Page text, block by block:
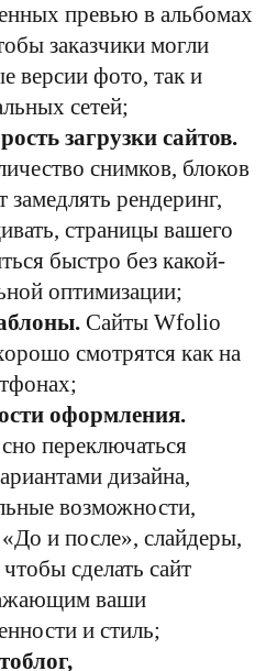
превью в альбомах
заказчики могли
версии фото, так и
сетей;
загрузки сайтов.
снимков, блоков
рендеринг,
страницы вашего
быстро без какой-
оптимизации;
Сайты Wfolio
смотрятся как на
оформления.
переключаться
дизайна,
возможности,
«До и после», слайдеры,
сделать сайт
ваши
и стиль;